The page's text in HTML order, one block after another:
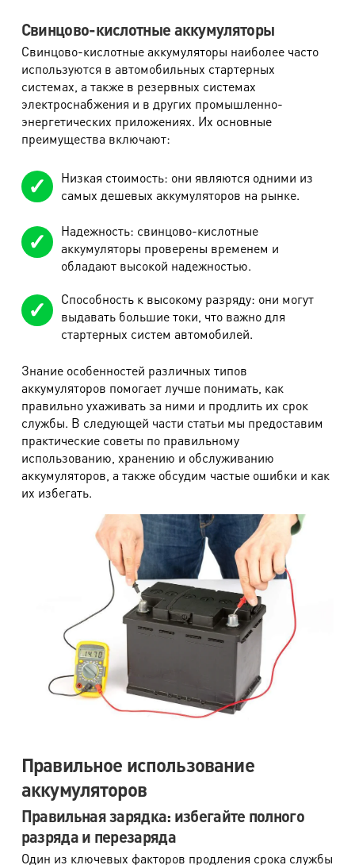
Свинцово-кислотные аккумуляторы
Свинцово-кислотные аккумуляторы наиболее часто
используются в автомобильных стартерных
системах, а также в резервных системах
электроснабжения и в других промышленно-
энергетических приложениях. Их основные
преимущества включают:
Низкая стоимость: они являются одними из
самых дешевых аккумуляторов на рынке.
Надежность: свинцово-кислотные
аккумуляторы проверены временем и
обладают высокой надежностью.
Способность к высокому разряду: они могут
выдавать большие токи, что важно для
стартерных систем автомобилей.
Знание особенностей различных типов
аккумуляторов помогает лучше понимать, как
правильно ухаживать за ними и продлить их срок
службы. В следующей части статьи мы предоставим
практические советы по правильному
использованию, хранению и обслуживанию
аккумуляторов, а также обсудим частые ошибки и как
их избегать.
Правильное использование
аккумуляторов
Правильная зарядка: избегайте полного
разряда и перезаряда
Один из ключевых факторов продления срока службы